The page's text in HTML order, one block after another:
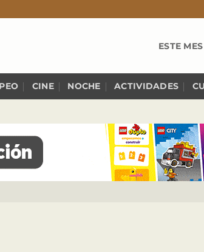
ESTE MES
CINE NOCHE ACTIVIDADES